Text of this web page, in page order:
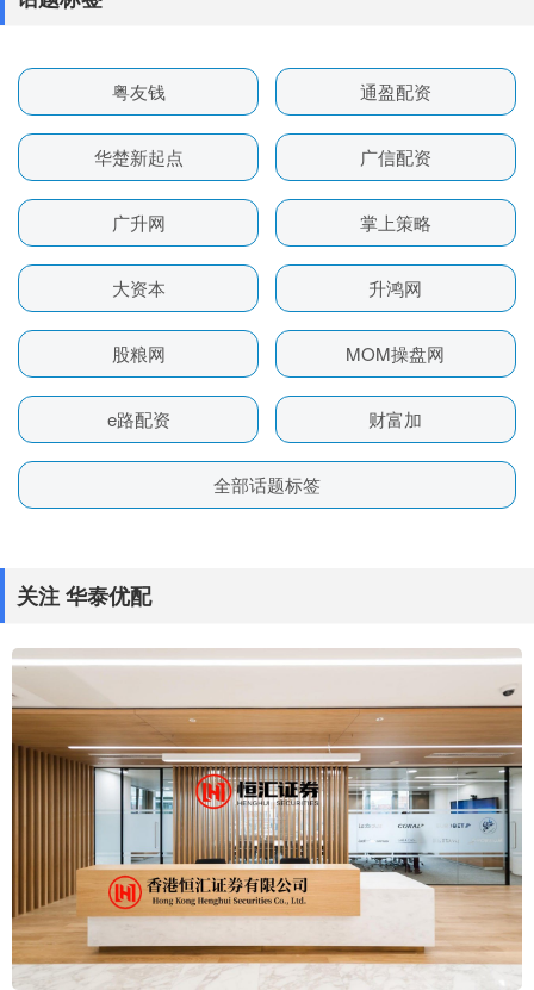
粤友钱 通盈配资
华楚新起点 广信配资
广升网 掌上策略
大资本 升鸿网
股粮网 MOM操盘网
e路配资 财富加
全部话题标签
关注 华泰优配